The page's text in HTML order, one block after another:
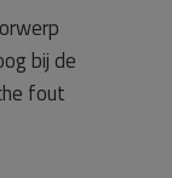
bij de
fout